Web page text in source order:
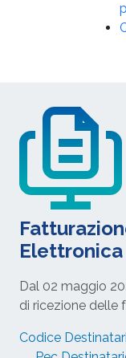
Elettronica
Dal 02 maggio
di ricezione delle
Codice